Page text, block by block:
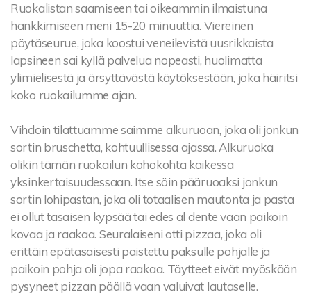
Ruokalistan saamiseen tai oikeammin ilmaistuna
hankkimiseen meni 15-20 minuuttia. Viereinen
pöytäseurue, joka koostui veneilevistä uusrikkaista
lapsineen sai kyllä palvelua nopeasti, huolimatta
ylimielisestä ja ärsyttävästä käytöksestään, joka häiritsi
koko ruokailumme ajan.
Vihdoin tilattuamme saimme alkuruoan, joka oli jonkun
sortin bruschetta, kohtuullisessa ajassa. Alkuruoka
olikin tämän ruokailun kohokohta kaikessa
yksinkertaisuudessaan. Itse söin pääruoaksi jonkun
sortin lohipastan, joka oli totaalisen mautonta ja pasta
ei ollut tasaisen kypsää tai edes al dente vaan paikoin
kovaa ja raakaa. Seuralaiseni otti pizzaa, joka oli
erittäin epätasaisesti paistettu paksulle pohjalle ja
paikoin pohja oli jopa raakaa. Täytteet eivät myöskään
pysyneet pizzan päällä vaan valuivat lautaselle.